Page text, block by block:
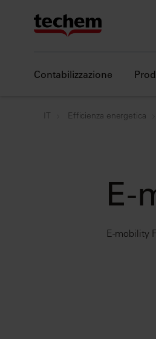
Contabilizzazione
IT Efficienza energetica
E-
E-mobility